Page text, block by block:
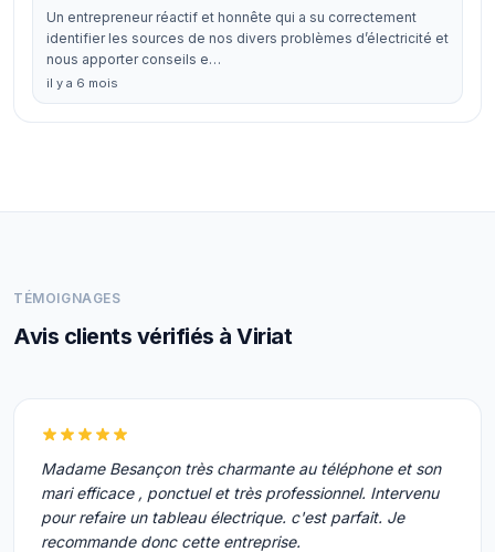
Un entrepreneur réactif et honnête qui a su correctement
identifier les sources de nos divers problèmes d’électricité et
nous apporter conseils e…
il y a 6 mois
TÉMOIGNAGES
Avis clients vérifiés à Viriat
Madame Besançon très charmante au téléphone et son
mari efficace , ponctuel et très professionnel. Intervenu
pour refaire un tableau électrique. c'est parfait. Je
recommande donc cette entreprise.